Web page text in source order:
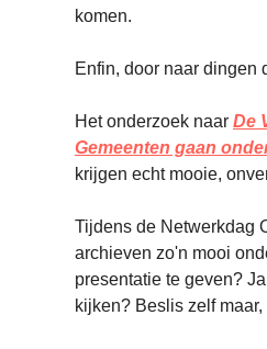
komen.
Enfin, door naar dingen
Het onderzoek naar De
Gemeenten gaan
krijgen echt mooie,
Tijdens de Netwerkdag
archieven zo'n mooi
presentatie te geven?
kijken? Beslis zelf